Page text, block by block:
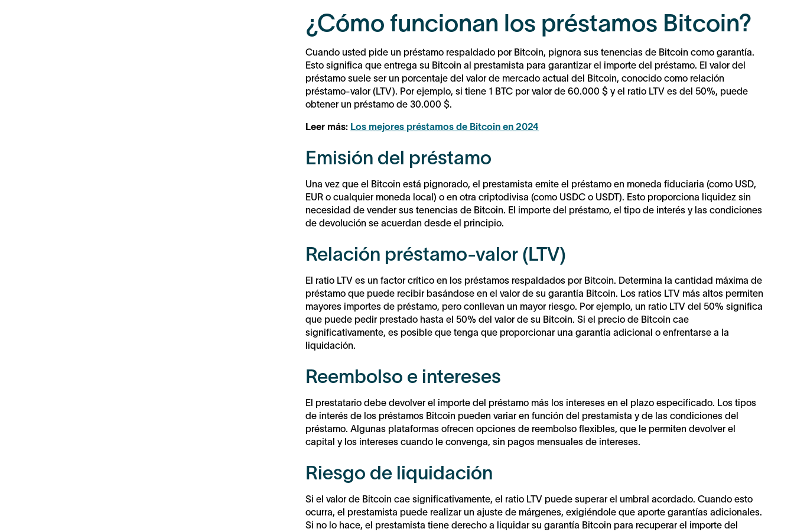
¿Cómo funcionan los préstamos Bitcoin?
Cuando usted pide un préstamo respaldado por Bitcoin, pignora sus tenencias de Bitcoin como garantía.
Esto significa que entrega su Bitcoin al prestamista para garantizar el importe del préstamo. El valor del
préstamo suele ser un porcentaje del valor de mercado actual del Bitcoin, conocido como relación
préstamo-valor (LTV). Por ejemplo, si tiene 1 BTC por valor de 60.000 $ y el ratio LTV es del 50%, puede
obtener un préstamo de 30.000 $.
Leer más: Los mejores préstamos de Bitcoin en 2024
Emisión del préstamo
Una vez que el Bitcoin está pignorado, el prestamista emite el préstamo en moneda fiduciaria (como USD,
EUR o cualquier moneda local) o en otra criptodivisa (como USDC o USDT). Esto proporciona liquidez sin
necesidad de vender sus tenencias de Bitcoin. El importe del préstamo, el tipo de interés y las condiciones
de devolución se acuerdan desde el principio.
Relación préstamo-valor (LTV)
El ratio LTV es un factor crítico en los préstamos respaldados por Bitcoin. Determina la cantidad máxima de
préstamo que puede recibir basándose en el valor de su garantía Bitcoin. Los ratios LTV más altos permiten
mayores importes de préstamo, pero conllevan un mayor riesgo. Por ejemplo, un ratio LTV del 50% significa
que puede pedir prestado hasta el 50% del valor de su Bitcoin. Si el precio de Bitcoin cae
significativamente, es posible que tenga que proporcionar una garantía adicional o enfrentarse a la
liquidación.
Reembolso e intereses
El prestatario debe devolver el importe del préstamo más los intereses en el plazo especificado. Los tipos
de interés de los préstamos Bitcoin pueden variar en función del prestamista y de las condiciones del
préstamo. Algunas plataformas ofrecen opciones de reembolso flexibles, que le permiten devolver el
capital y los intereses cuando le convenga, sin pagos mensuales de intereses.
Riesgo de liquidación
Si el valor de Bitcoin cae significativamente, el ratio LTV puede superar el umbral acordado. Cuando esto
ocurra, el prestamista puede realizar un ajuste de márgenes, exigiéndole que aporte garantías adicionales.
Si no lo hace, el prestamista tiene derecho a liquidar su garantía Bitcoin para recuperar el importe del